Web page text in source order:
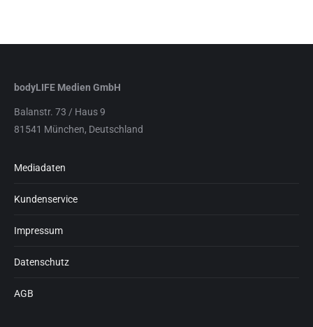
bodyLIFE Medien GmbH
Balanstr. 73 / Haus 9
81541 München, Deutschland
Mediadaten
Kundenservice
Impressum
Datenschutz
AGB